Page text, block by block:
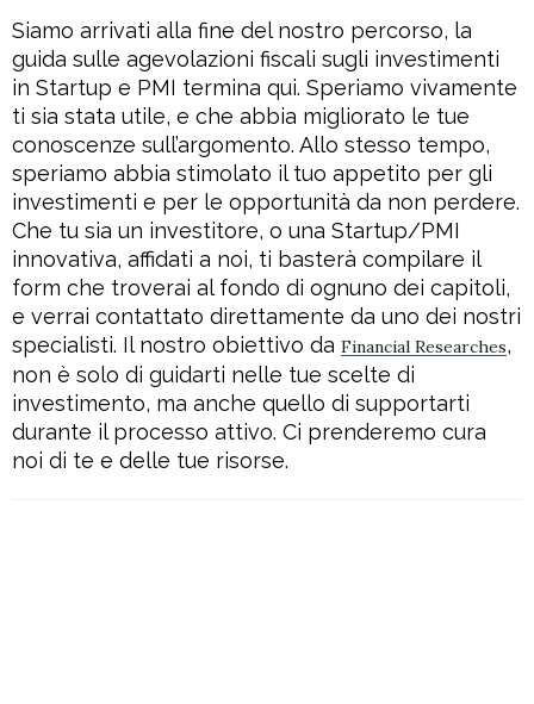
Siamo arrivati alla fine del nostro percorso, la
guida sulle agevolazioni fiscali sugli investimenti
in Startup e PMI termina qui. Speriamo vivamente
ti sia stata utile, e che abbia migliorato le tue
conoscenze sull’argomento. Allo stesso tempo,
speriamo abbia stimolato il tuo appetito per gli
investimenti e per le opportunità da non perdere.
Che tu sia un investitore, o una Startup/PMI
innovativa, affidati a noi, ti basterà compilare il
form che troverai al fondo di ognuno dei capitoli,
e verrai contattato direttamente da uno dei nostri
specialisti. Il nostro obiettivo da Financial Researches,
non è solo di guidarti nelle tue scelte di
investimento, ma anche quello di supportarti
durante il processo attivo. Ci prenderemo cura
noi di te e delle tue risorse.